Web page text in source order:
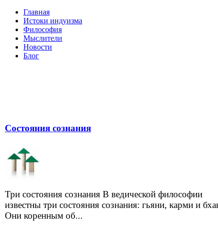
Главная
Истоки индуизма
Философия
Мыслители
Новости
Блог
Состояния сознания
Три состояния сознания В ведической философии
известны три состояния сознания: гьяни, карми и
Они коренным об...